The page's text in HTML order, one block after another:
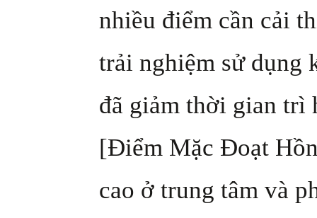
nhiều điểm cần cải
trải nghiệm sử dụng
đã giảm thời gian trì
[Điểm Mặc Đoạt
cao ở trung tâm và